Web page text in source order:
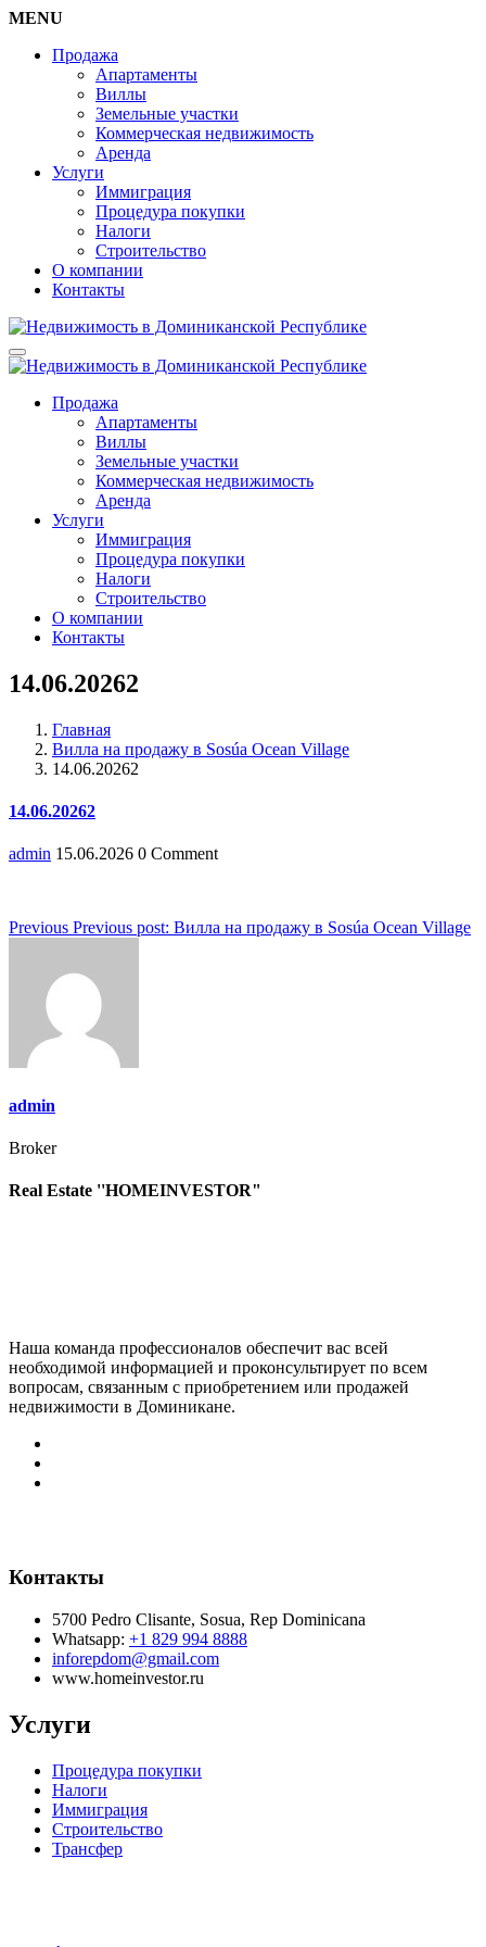
MENU
Продажа
Апартаменты
Виллы
Земельные участки
Коммерческая недвижимость
Аренда
Услуги
Иммиграция
Процедура покупки
Налоги
Строительство
О компании
Контакты
Продажа
Апартаменты
Виллы
Земельные участки
Коммерческая недвижимость
Аренда
Услуги
Иммиграция
Процедура покупки
Налоги
Строительство
О компании
Контакты
14.06.20262
Главная
Вилла на продажу в Sosúa Ocean Village
14.06.20262
14.06.20262
admin 15.06.2026 0 Comment
Навигация
записям
Previous Previous post: Вилла на продажу в Sosúa Ocean Village
admin
Broker
Real Estate ''HOMEINVESTOR"
Наша команда профессионалов обеспечит вас всей
необходимой информацией и проконсультирует по всем
вопросам, связанным с приобретением или продажей
недвижимости в Доминикане.
Контакты
5700 Pedro Clisante, Sosua, Rep Dominicana
Whatsapp: +1 829 994 8888
inforepdom@gmail.com
www.homeinvestor.ru
Услуги
Процедура покупки
Налоги
Иммиграция
Строительство
Трансфер